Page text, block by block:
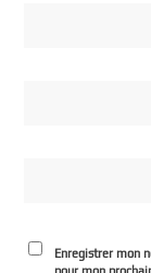
Enregistrer mon